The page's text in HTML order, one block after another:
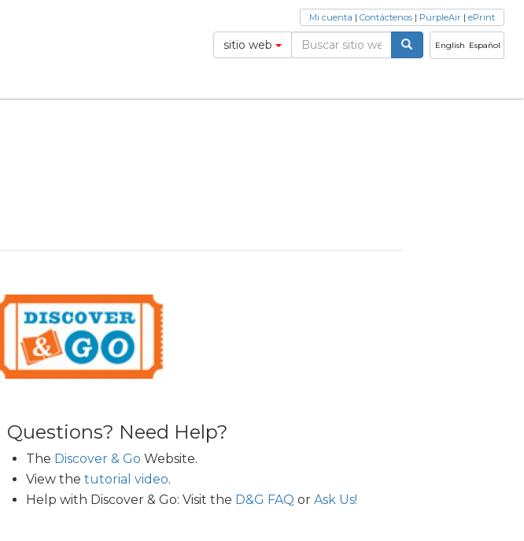
English Español
sitio web
Mi cuenta | Contáctenos | PurpleAir | ePrint
Questions? Need Help?
The Discover & Go Website.
View the tutorial video.
Help with Discover & Go: Visit the D&G FAQ or Ask Us!